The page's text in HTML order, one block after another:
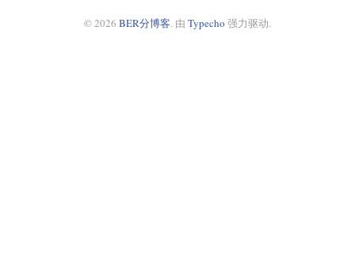
© 2026 BER分博客. 由 Typecho 强力驱动.